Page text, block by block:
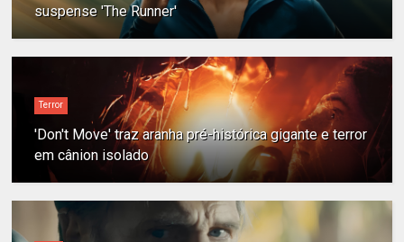
suspense 'The Runner'
Terror
'Don't Move' traz aranha pré-histórica gigante e terror
em cânion isolado